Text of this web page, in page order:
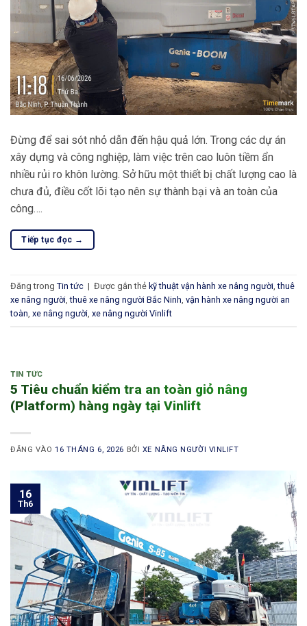
Đừng để sai sót nhỏ dẫn đến hậu quả lớn. Trong các dự án
xây dựng và công nghiệp, làm việc trên cao luôn tiềm ẩn
nhiều rủi ro khôn lường. Sở hữu một thiết bị chất lượng cao là
chưa đủ, điều cốt lõi tạo nên sự thành bại và an toàn của
công….
Tiếp tục đọc →
Đăng trong Tin tức | Được gắn thẻ kỹ thuật vận hành xe nâng người,thuê
xe nâng người,thuê xe nâng người Bắc Ninh, vận hành xe nâng người an
toàn, xe nâng người, xe nâng người Vinlift
TIN TỨC
5 Tiêu chuẩn kiểm tra an toàn giỏ nâng
(Platform) hàng ngày tại Vinlift
ĐĂNG VÀO16 THÁNG 6, 2026 BỞI XE NÂNG NGƯỜI VINLIFT
16
Th6